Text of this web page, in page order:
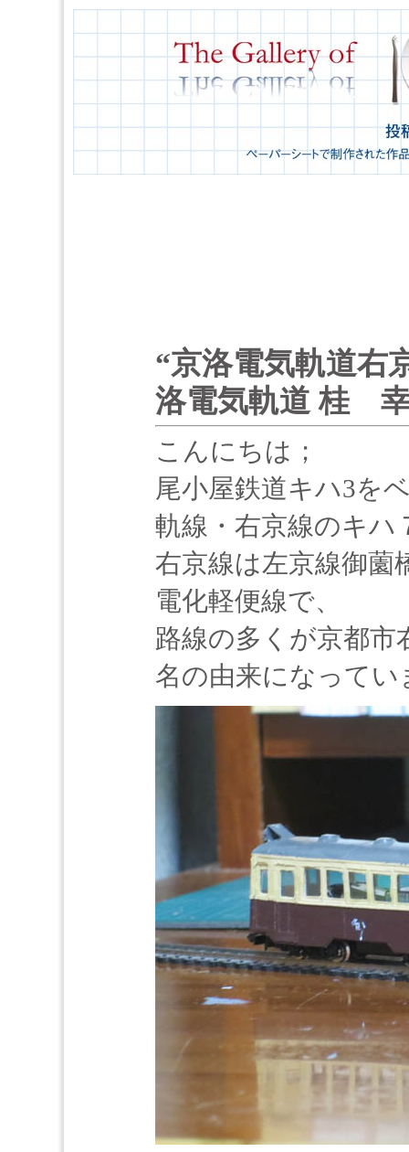
“京洛電気軌道右
洛電気軌道 桂
こんにちは；
尾小屋鉄道キハ3を
軌線・右京線のキハ
右京線は左京線御薗
電化軽便線で、
路線の多くが京都
名の由来になってい